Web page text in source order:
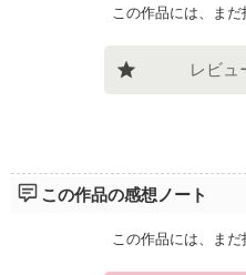
この作品には、まだ
レビュ
この作品の感想ノート
この作品には、まだ